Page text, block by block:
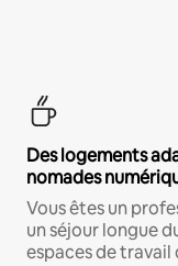
Des logements
nomades
Vous êtes un
un séjour longue
espaces de travail